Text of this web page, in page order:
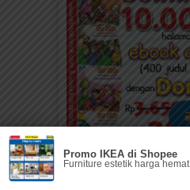
Promo IKEA di Shopee
Furniture estetik harga hemat